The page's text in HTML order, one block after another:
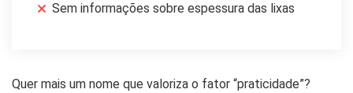
Sem informações sobre espessura das lixas
Quer mais um nome que valoriza o fator “praticidade”?